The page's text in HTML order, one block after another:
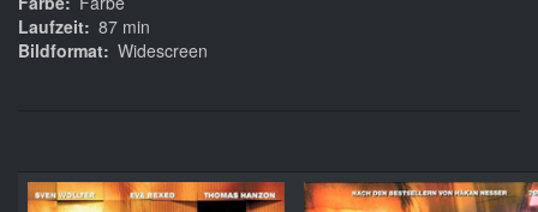
Laufzeit 87 min
Bildformat Widescreen